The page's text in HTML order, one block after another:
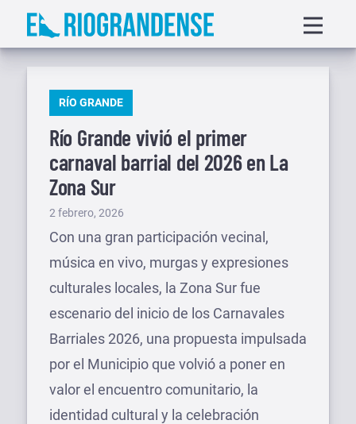
Saltar
menu
PUBLICADO
RÍO GRANDE
Río Grande vivió el primer
carnaval barrial del 2026 en La
Zona Sur
Publicado
el
2 febrero, 2026
Con una gran participación vecinal,
música en vivo, murgas y expresiones
culturales locales, la Zona Sur fue
escenario del inicio de los Carnavales
Barriales 2026, una propuesta impulsada
por el Municipio que volvió a poner en
valor el encuentro comunitario, la
identidad cultural y la celebración